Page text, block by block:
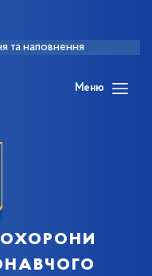
та наповнення
Меню